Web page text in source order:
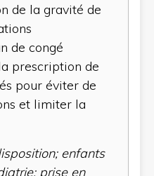
de la gravité de
de congé
prescription de
pour éviter de
et limiter la
enfants
prise en